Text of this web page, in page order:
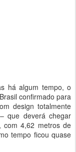
há algum tempo, o
confirmado para
design totalmente
que deverá chegar
com 4,62 metros de
tempo ficou quase